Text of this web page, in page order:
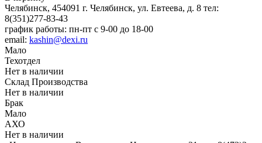
Челябинск, 454091 г. Челябинск, ул. Евтеева, д. 8 тел:
8(351)277-83-43
график работы: пн-пт с 9-00 до 18-00
email: kashin@dexi.ru
Мало
Техотдел
Нет в наличии
Склад Производства
Нет в наличии
Брак
Мало
АХО
Нет в наличии